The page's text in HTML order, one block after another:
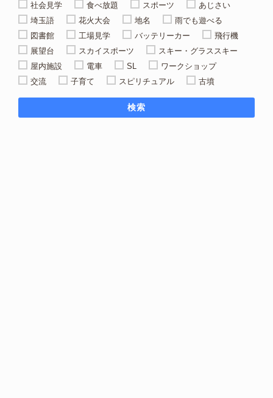
社会見学
食べ放題 スポーツ
あじさい
埼玉語
花火大会 地名
雨でも遊べる
図書館
工場見学 バッテリーカー
飛行機
展望台
スカイスポーツ
スキー・グラススキー
屋内施設
電車 SL
ワークショップ
交流
子育て スピリチュアル 古墳
検索